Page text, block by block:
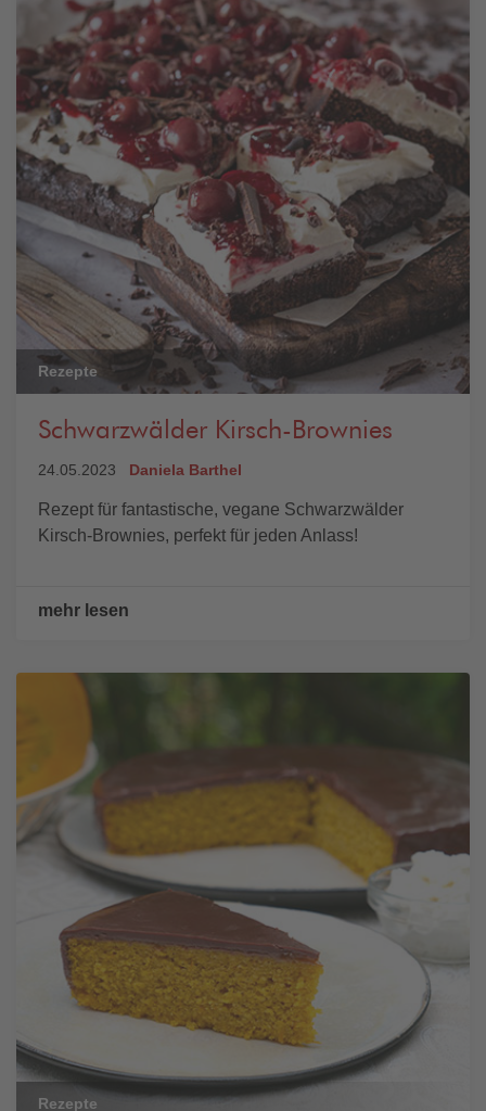
Rezepte
Schwarzwälder Kirsch-Brownies
24.05.2023 Daniela Barthel
Rezept für fantastische, vegane Schwarzwälder
Kirsch-Brownies, perfekt für jeden Anlass!
mehr lesen
Rezepte